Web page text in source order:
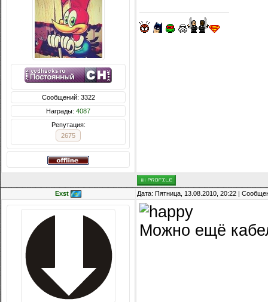
Сообщений: 3322
Награды: 4087
Репутация:
2675
Exst Дата: Пятница, 13.08.2010, 20:22 |
Можно ещё